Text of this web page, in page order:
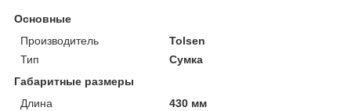
Основные
Производитель
Tolsen
Тип
Сумка
Габаритные размеры
Длина
430 мм